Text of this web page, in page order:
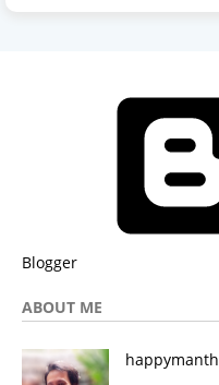
Blogger
ABOUT ME
happymanth